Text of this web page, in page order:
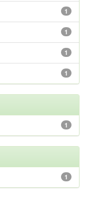
1
1
1
1
1
1